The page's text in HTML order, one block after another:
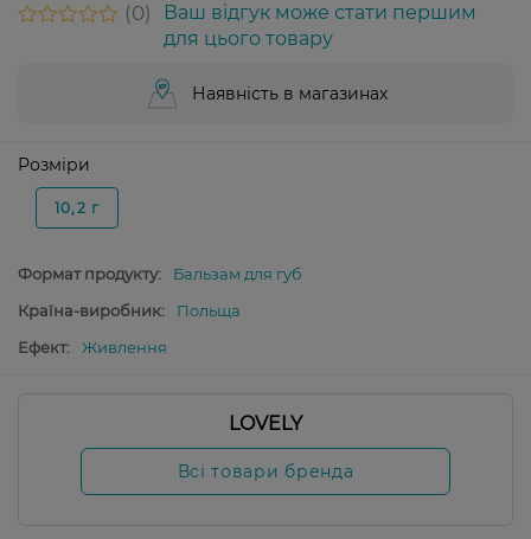
0
Ваш відгук може стати першим
для цього товару
Наявність в магазинах
Розміри
10,2 г
Формат продукту:
Бальзам для губ
Країна-виробник:
Польща
Ефект:
Живлення
LOVELY
Всі товари бренда